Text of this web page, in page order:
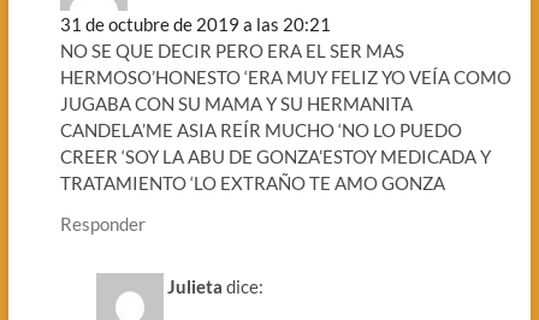
31 de octubre de 2019 a las 20:21
NO SE QUE DECIR PERO ERA EL SER MAS
HERMOSO’HONESTO ‘ERA MUY FELIZ YO VEÍA COMO
JUGABA CON SU MAMA Y SU HERMANITA
CANDELA’ME ASIA REÍR MUCHO ‘NO LO PUEDO
CREER ‘SOY LA ABU DE GONZA’ESTOY MEDICADA Y
TRATAMIENTO ‘LO EXTRAÑO TE AMO GONZA
Responder
Julieta dice: